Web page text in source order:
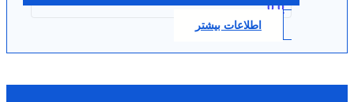
0.0
اطلاعات بیشتر